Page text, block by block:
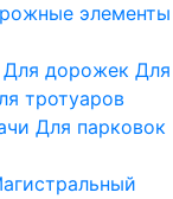
элементы
Для дорожек Для
тротуаров
Для парковок